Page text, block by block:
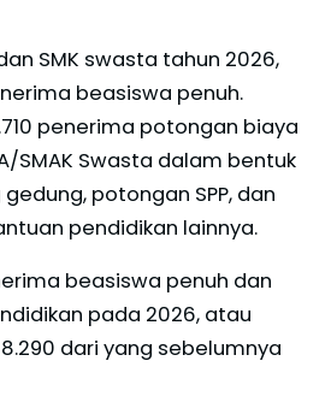
SMK swasta tahun 2026,
beasiswa penuh.
penerima potongan biaya
SMAK Swasta dalam bentuk
potongan SPP, dan
pendidikan lainnya.
beasiswa penuh dan
pada 2026, atau
dari yang sebelumnya